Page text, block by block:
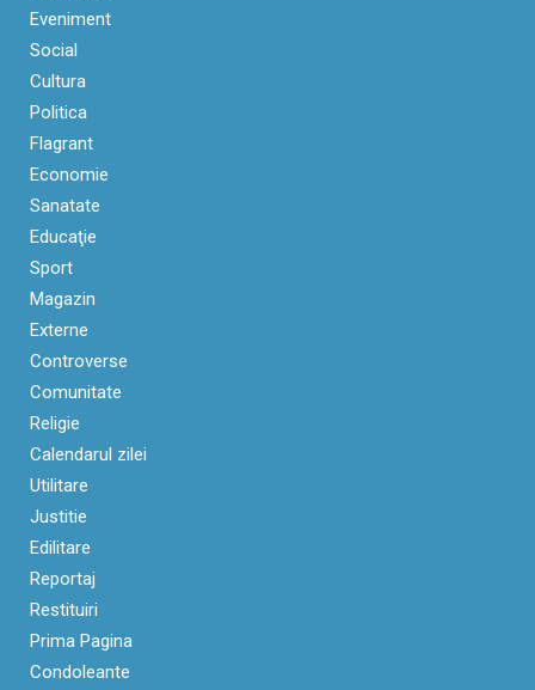
Eveniment
Social
Cultura
Politica
Flagrant
Economie
Sanatate
Educaţie
Sport
Magazin
Externe
Controverse
Comunitate
Religie
Calendarul zilei
Utilitare
Justitie
Edilitare
Reportaj
Restituiri
Prima Pagina
Condoleante